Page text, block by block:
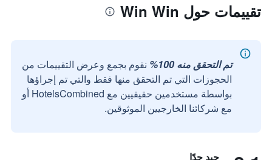
تقييمات حول Win Win
تم التحقق منه 100%
نقوم بجمع وعرض التقييمات من
الحجوزات التي تم التحقق منها فقط والتي تم إجراؤها
بواسطة مستخدمين حقيقيين مع HotelsCombined أو
مع شركائنا الخارجيين الموثوقين.
جيد جدًا